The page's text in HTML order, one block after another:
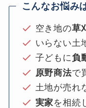
こんなお悩み
空き地の草
いらない土
子どもに負
原野商法で
土地が売れ
実家を相続